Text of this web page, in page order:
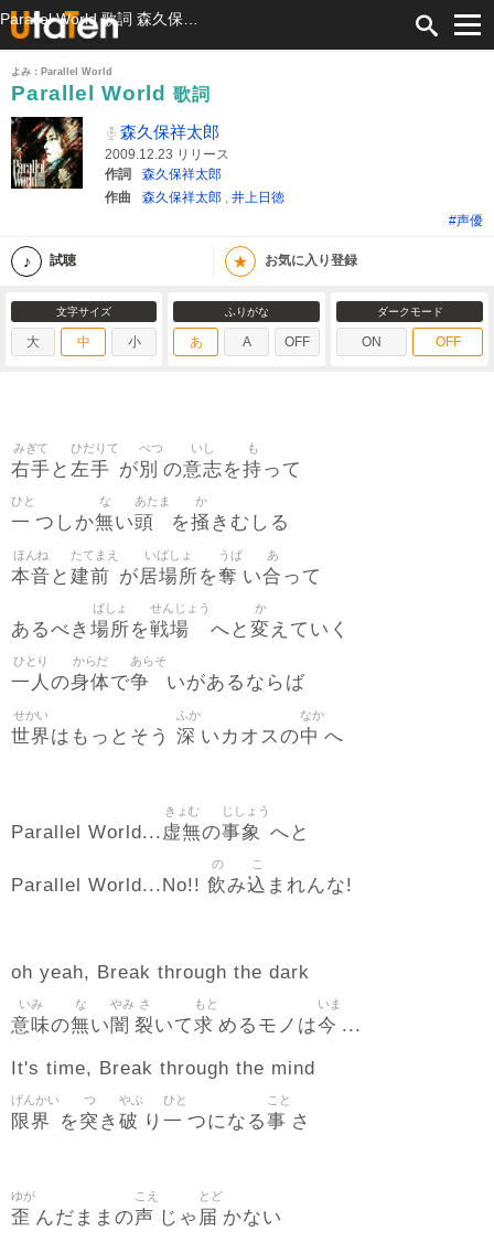
よみ：Parallel World
Parallel World
歌詞
森久保祥太郎
2009.12.23 リリース
作詞
森久保祥太郎
作曲
森久保祥太郎 , 井上日徳
#声優
試聴 ★ お気に入り登録
文字サイズ
大 中 小
ふりがな
あ A OFF
ダークモード
ON OFF
右手
みぎて
と 左手
ひだりて
が別
べつ
の意志
いし
を持
も
って
一
ひと
つしか無
な
い頭
あたま
を掻
か
きむしる
本音
ほんね
と 建前
たてまえ
が居場所
いばしょ
を奪
うば
い合
あ
って
あるべき 場所
ばしょ
を戦場
せんじょう
へと 変
か
えていく
一人
ひとり
の身体
からだ
で争
あらそ
いがあるならば
世界
せかい
はもっとそう 深
ふか
いカオスの中
なか
へ
Parallel World...虚無
きょむ
の事象
じしょう
へと
Parallel World...No!! 飲
の
み込
こ
まれんな!
oh yeah, Break through the dark
意味
いみ
の無
な
い 闇
やみ
裂
さ
いて求
もと
めるモノは今
いま
...
It's time, Break through the mind
限界
げんかい
を突
つ
き 破
やぶ
り 一
ひと
つになる事
こと
さ
歪
ゆが
んだままの声
こえ
じゃ 届
とど
かない